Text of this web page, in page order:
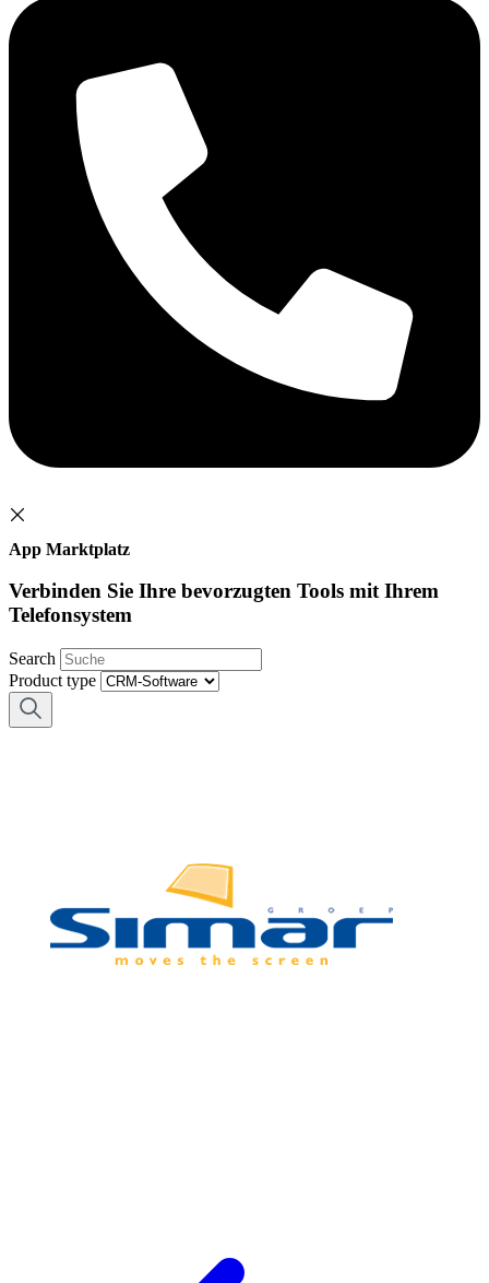
App Marktplatz
Verbinden Sie Ihre bevorzugten Tools mit Ihrem
Telefonsystem
Search
Product type